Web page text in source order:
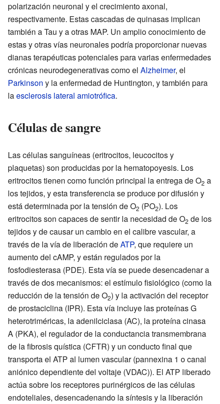
polarización neuronal y el crecimiento axonal,
respectivamente. Estas cascadas de quinasas implican
también a Tau y a otras MAP. Un amplio conocimiento de
estas y otras vías neuronales podría proporcionar nuevas
dianas terapéuticas potenciales para varias enfermedades
crónicas neurodegenerativas como el Alzheimer, el
Parkinson y la enfermedad de Huntington, y también para
laesclerosis lateral amiotrófica.
Células de sangre
Las células sanguíneas (eritrocitos, leucocitos y
plaquetas) son producidas por la hematopoyesis. Los
eritrocitos tienen como función principal la entrega de O2 a
los tejidos, y esta transferencia se produce por difusión y
está determinada por la tensión de O2 (PO2). Los
eritrocitos son capaces de sentir la necesidad de O2 de los
tejidos y de causar un cambio en el calibre vascular, a
través de la vía de liberación deATP, que requiere un
aumento del cAMP, y están regulados por la
fosfodiesterasa (PDE). Esta vía se puede desencadenar a
través de dos mecanismos: el estímulo fisiológico (como la
reducción de la tensión de O2) y la activación del receptor
de prostaciclina (IPR). Esta vía incluye las proteínas G
heterotriméricas, la adenilciclasa (AC), la proteína cinasa
A (PKA), el regulador de la conductancia transmembrana
de la fibrosis quística (CFTR) y un conducto final que
transporta el ATP al lumen vascular (pannexina 1 o canal
aniónico dependiente del voltaje (VDAC)). El ATP liberado
actúa sobre los receptores purinérgicos de las células
endoteliales, desencadenando la síntesis y la liberación